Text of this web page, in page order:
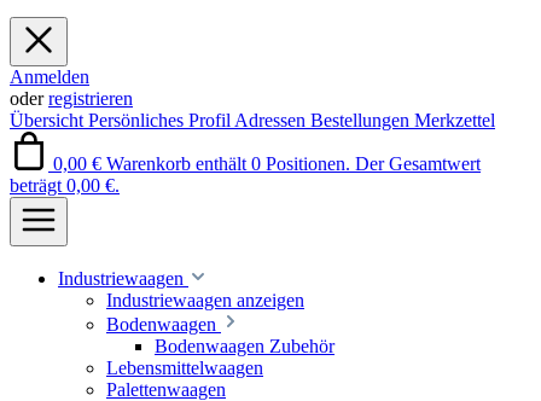
Anmelden
oderregistrieren
Übersicht Persönliches Profil Adressen Bestellungen Merkzettel
0,00 € Warenkorb enthält 0 Positionen. Der Gesamtwert
beträgt 0,00 €.
Industriewaagen
Industriewaagen anzeigen
Bodenwaagen
Bodenwaagen Zubehör
Lebensmittelwaagen
Palettenwaagen